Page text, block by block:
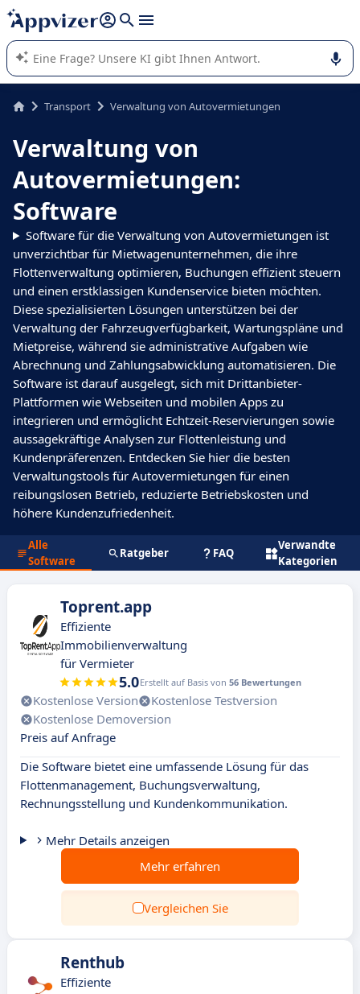
beantworten (mehrere Zeilen mit
Die KI von Appvizer führt Sie bei der Nutzung oder Auswahl
von SaaS-Software in Unternehmen.
Transport Verwaltung von Autovermietungen
Verwaltung von
Autovermietungen:
Software
Software für die Verwaltung von Autovermietungen ist
unverzichtbar für Mietwagenunternehmen, die ihre
Flottenverwaltung optimieren, Buchungen effizient steuern
und einen erstklassigen Kundenservice bieten möchten.
Diese spezialisierten Lösungen unterstützen bei der
Verwaltung der Fahrzeugverfügbarkeit, Wartungspläne und
Mietpreise, während sie administrative Aufgaben wie
Abrechnung und Zahlungsabwicklung automatisieren. Die
Software ist darauf ausgelegt, sich mit Drittanbieter-
Plattformen wie Webseiten und mobilen Apps zu
integrieren und ermöglicht Echtzeit-Reservierungen sowie
aussagekräftige Analysen zur Flottenleistung und
Kundenpräferenzen. Entdecken Sie hier die besten
Verwaltungstools für Autovermietungen für einen
reibungslosen Betrieb, reduzierte Betriebskosten und
höhere Kundenzufriedenheit.
Alle
Software
Ratgeber FAQ
Verwandte
Kategorien
Toprent.app
Effiziente
Immobilienverwaltung
für Vermieter
5.0Erstellt auf Basis von 56 Bewertungen
Kostenlose Version
Kostenlose Testversion
Kostenlose Demoversion
Preis auf Anfrage
Die Software bietet eine umfassende Lösung für das
Flottenmanagement, Buchungsverwaltung,
Rechnungsstellung und Kundenkommunikation.
Mehr Details anzeigen
Mehr erfahren
Vergleichen Sie
Renthub
Effiziente